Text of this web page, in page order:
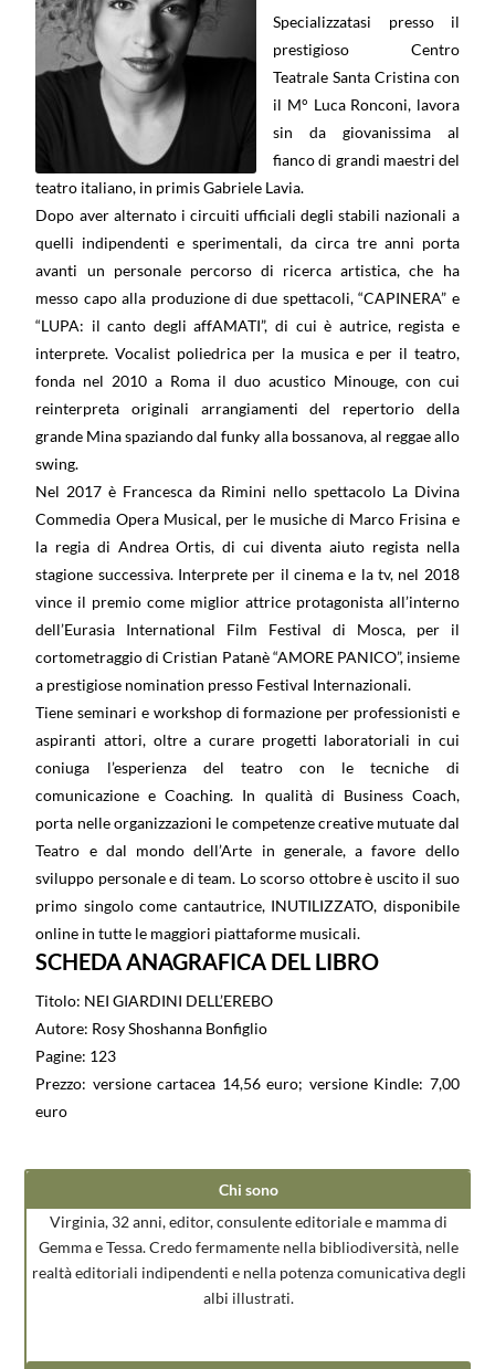
Specializzatasi presso il
prestigioso Centro
Teatrale Santa Cristina con
il M° Luca Ronconi, lavora
sin da giovanissima al
fianco di grandi maestri del
teatro italiano, in primis Gabriele Lavia.
Dopo aver alternato i circuiti ufficiali degli stabili nazionali a
quelli indipendenti e sperimentali, da circa tre anni porta
avanti un personale percorso di ricerca artistica, che ha
messo capo alla produzione di due spettacoli, “CAPINERA” e
“LUPA: il canto degli affAMATI”, di cui è autrice, regista e
interprete. Vocalist poliedrica per la musica e per il teatro,
fonda nel 2010 a Roma il duo acustico Minouge, con cui
reinterpreta originali arrangiamenti del repertorio della
grande Mina spaziando dal funky alla bossanova, al reggae allo
swing.
Nel 2017 è Francesca da Rimini nello spettacolo La Divina
Commedia Opera Musical, per le musiche di Marco Frisina e
la regia di Andrea Ortis, di cui diventa aiuto regista nella
stagione successiva. Interprete per il cinema e la tv, nel 2018
vince il premio come miglior attrice protagonista all’interno
dell’Eurasia International Film Festival di Mosca, per il
cortometraggio di Cristian Patanè “AMORE PANICO”, insieme
a prestigiose nomination presso Festival Internazionali.
Tiene seminari e workshop di formazione per professionisti e
aspiranti attori, oltre a curare progetti laboratoriali in cui
coniuga l’esperienza del teatro con le tecniche di
comunicazione e Coaching. In qualità di Business Coach,
porta nelle organizzazioni le competenze creative mutuate dal
Teatro e dal mondo dell’Arte in generale, a favore dello
sviluppo personale e di team. Lo scorso ottobre è uscito il suo
primo singolo come cantautrice, INUTILIZZATO, disponibile
online in tutte le maggiori piattaforme musicali.
SCHEDA ANAGRAFICA DEL LIBRO
Titolo: NEI GIARDINI DELL’EREBO
Autore: Rosy Shoshanna Bonfiglio
Pagine: 123
Prezzo: versione cartacea 14,56 euro; versione Kindle: 7,00
euro
Chi sono
Virginia, 32 anni, editor, consulente editoriale e mamma di
Gemma e Tessa. Credo fermamente nella bibliodiversità, nelle
realtà editoriali indipendenti e nella potenza comunicativa degli
albi illustrati.